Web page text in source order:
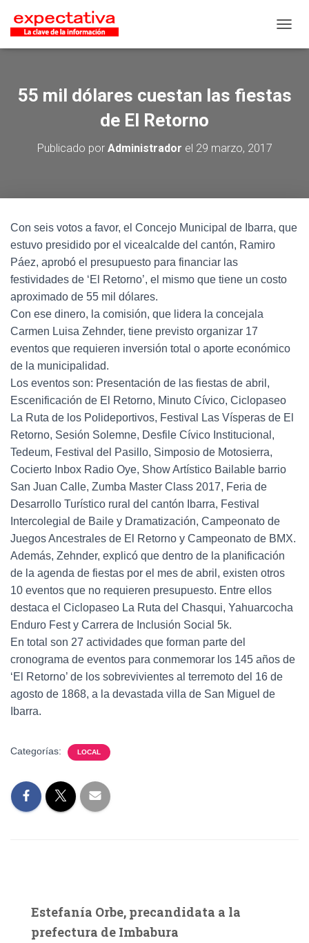
55 mil dólares cuestan las fiestas
de El Retorno
Publicado por Administrador el 29 marzo, 2017
Con seis votos a favor, el Concejo Municipal de Ibarra, que
estuvo presidido por el vicealcalde del cantón, Ramiro
Páez, aprobó el presupuesto para financiar las
festividades de ‘El Retorno’, el mismo que tiene un costo
aproximado de 55 mil dólares.
Con ese dinero, la comisión, que lidera la concejala
Carmen Luisa Zehnder, tiene previsto organizar 17
eventos que requieren inversión total o aporte económico
de la municipalidad.
Los eventos son: Presentación de las fiestas de abril,
Escenificación de El Retorno, Minuto Cívico, Ciclopaseo
La Ruta de los Polideportivos, Festival Las Vísperas de El
Retorno, Sesión Solemne, Desfile Cívico Institucional,
Tedeum, Festival del Pasillo, Simposio de Motosierra,
Cocierto Inbox Radio Oye, Show Artístico Bailable barrio
San Juan Calle, Zumba Master Class 2017, Feria de
Desarrollo Turístico rural del cantón Ibarra, Festival
Intercolegial de Baile y Dramatización, Campeonato de
Juegos Ancestrales de El Retorno y Campeonato de BMX.
Además, Zehnder, explicó que dentro de la planificación
de la agenda de fiestas por el mes de abril, existen otros
10 eventos que no requieren presupuesto. Entre ellos
destaca el Ciclopaseo La Ruta del Chasqui, Yahuarcocha
Enduro Fest y Carrera de Inclusión Social 5k.
En total son 27 actividades que forman parte del
cronograma de eventos para conmemorar los 145 años de
‘El Retorno’ de los sobrevivientes al terremoto del 16 de
agosto de 1868, a la devastada villa de San Miguel de
Ibarra.
Categorías: LOCAL
Estefanía Orbe, precandidata a la
prefectura de Imbabura